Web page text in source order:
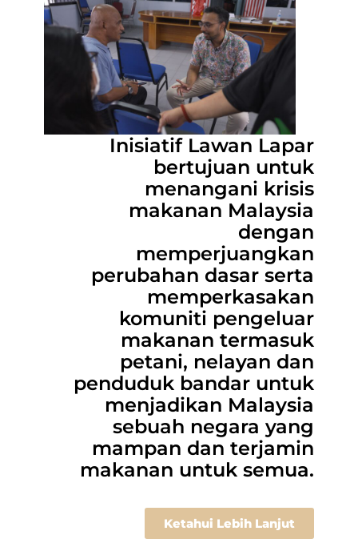
Inisiatif Lawan Lapar
bertujuan untuk
menangani krisis
makanan Malaysia
dengan
memperjuangkan
perubahan dasar serta
memperkasakan
komuniti pengeluar
makanan termasuk
petani, nelayan dan
penduduk bandar untuk
menjadikan Malaysia
sebuah negara yang
mampan dan terjamin
makanan untuk semua.
Ketahui Lebih Lanjut